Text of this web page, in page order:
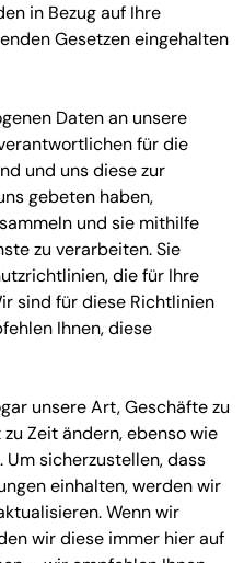
in Bezug auf Ihre
Gesetzen eingehalten
Daten an unsere
für die
und uns diese zur
gebeten haben,
und sie mithilfe
zu verarbeiten. Sie
die für Ihre
sind für diese Richtlinien
Ihnen, diese
unsere Art, Geschäfte zu
Zeit ändern, ebenso wie
Um sicherzustellen, dass
einhalten, werden wir
Wenn wir
wir diese immer hier auf